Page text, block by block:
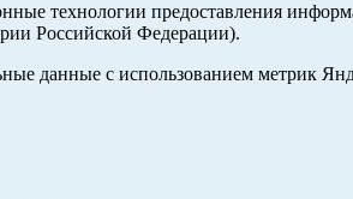
технологии предоставления
Российской Федерации).
данные с использованием метрик